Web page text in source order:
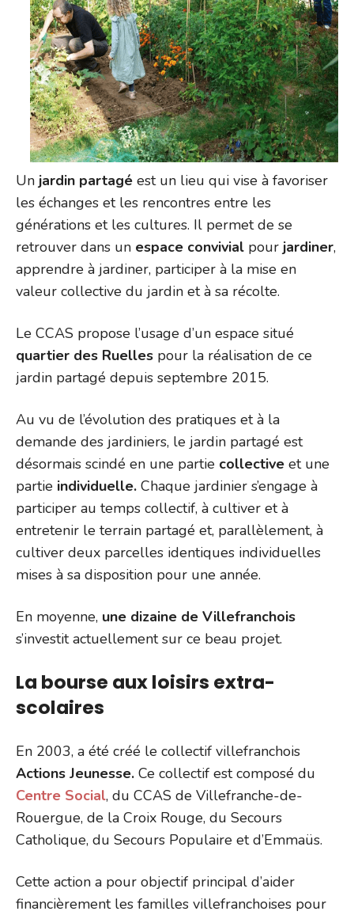
Un jardin partagé est un lieu qui vise à favoriser
les échanges et les rencontres entre les
générations et les cultures. Il permet de se
retrouver dans un espace convivial pour jardiner,
apprendre à jardiner, participer à la mise en
valeur collective du jardin et à sa récolte.
Le CCAS propose l’usage d’un espace situé
quartier des Ruelles pour la réalisation de ce
jardin partagé depuis septembre 2015.
Au vu de l’évolution des pratiques et à la
demande des jardiniers, le jardin partagé est
désormais scindé en une partie collective et une
partie individuelle. Chaque jardinier s’engage à
participer au temps collectif, à cultiver et à
entretenir le terrain partagé et, parallèlement, à
cultiver deux parcelles identiques individuelles
mises à sa disposition pour une année.
En moyenne, une dizaine de Villefranchois
s’investit actuellement sur ce beau projet.
La bourse aux loisirs extra-
scolaires
En 2003, a été créé le collectif villefranchois
Actions Jeunesse. Ce collectif est composé du
Centre Social, du CCAS de Villefranche-de-
Rouergue, de la Croix Rouge, du Secours
Catholique, du Secours Populaire et d’Emmaüs.
Cette action a pour objectif principal d’aider
financièrement les familles villefranchoises pour